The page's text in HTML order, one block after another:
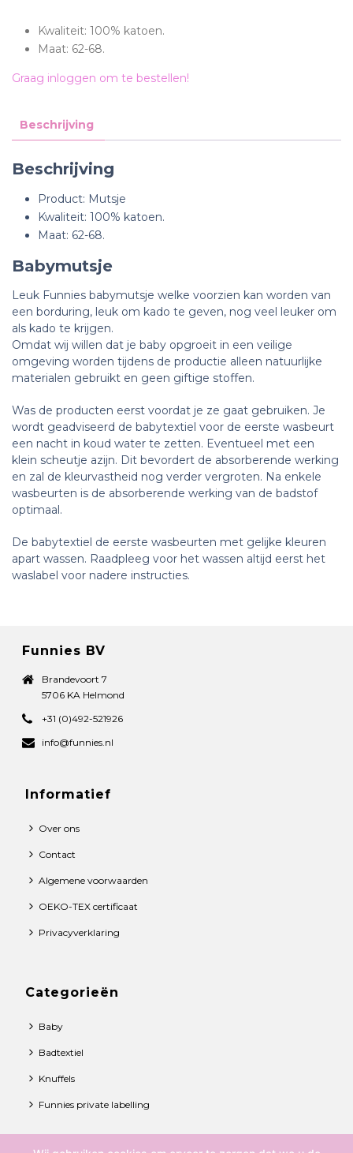
Kwaliteit: 100% katoen.
Maat: 62-68.
Graag inloggen om te bestellen!
Beschrijving
Beschrijving
Product: Mutsje
Kwaliteit: 100% katoen.
Maat: 62-68.
Babymutsje
Leuk Funnies babymutsje welke voorzien kan worden van
een borduring, leuk om kado te geven, nog veel leuker om
als kado te krijgen.
Omdat wij willen dat je baby opgroeit in een veilige
omgeving worden tijdens de productie alleen natuurlijke
materialen gebruikt en geen giftige stoffen.
Was de producten eerst voordat je ze gaat gebruiken. Je
wordt geadviseerd de babytextiel voor de eerste wasbeurt
een nacht in koud water te zetten. Eventueel met een
klein scheutje azijn. Dit bevordert de absorberende werking
en zal de kleurvastheid nog verder vergroten. Na enkele
wasbeurten is de absorberende werking van de badstof
optimaal.
De babytextiel de eerste wasbeurten met gelijke kleuren
apart wassen. Raadpleeg voor het wassen altijd eerst het
waslabel voor nadere instructies.
Funnies BV
Brandevoort 7
5706 KA Helmond
+31 (0)492-521926
info@funnies.nl
Informatief
Over ons
Contact
Algemene voorwaarden
OEKO-TEX certificaat
Privacyverklaring
Categorieën
Baby
Badtextiel
Knuffels
Funnies private labelling